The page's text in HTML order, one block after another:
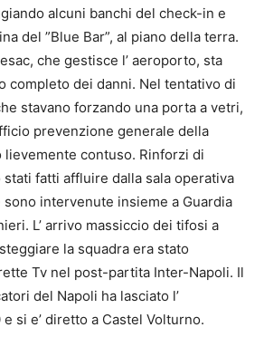
alcuni banchi del check-in e
del ”Blue Bar”, al piano della terra.
che gestisce l’ aeroporto, sta
completo dei danni. Nel tentativo di
stavano forzando una porta a vetri,
prevenzione generale della
lievemente contuso. Rinforzi di
fatti affluire dalla sala operativa
intervenute insieme a Guardia
L’ arrivo massiccio dei tifosi a
la squadra era stato
Tv nel post-partita Inter-Napoli. Il
del Napoli ha lasciato l’
si e’ diretto a Castel Volturno.